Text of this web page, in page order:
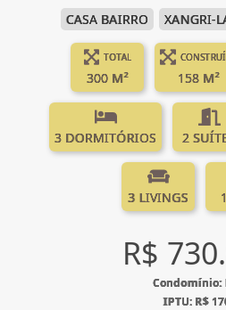
CASA BAIRRO XANGRI-
TOTAL
300 M² 158 M²
3 DORMITÓRIOS 2
3 LIVINGS
R$
Condomínio:
IPTU: R$